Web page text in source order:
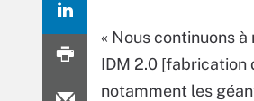
« Nous continuons
IDM 2.0 [fabrication
notamment les